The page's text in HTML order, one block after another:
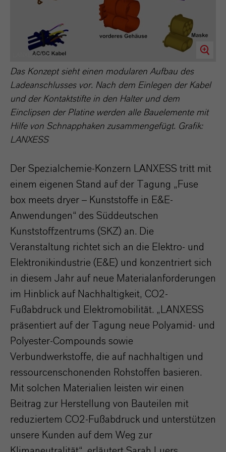
LANXESS AG
Das Konzept sieht einen modularen Aufbau des
Ladeanschlusses vor. Nach dem Einlegen der Kabel
und der Kontaktstifte in den Halter und dem
Einclipsen der Platine werden alle Bauelemente mit
Hilfe von Schnapphaken zusammengefügt. Grafik:
LANXESS
Der Spezialchemie-Konzern LANXESS tritt mit
einem eigenen Stand auf der Tagung „Fuse
box meets dryer – Kunststoffe in E&E-
Anwendungen“ des Süddeutschen
Kunststoffzentrums (SKZ) an. Die
Veranstaltung richtet sich an die Elektro- und
Elektronikindustrie (E&E) und konzentriert sich
in diesem Jahr auf neue Materialanforderungen
im Hinblick auf Nachhaltigkeit, CO2-
Fußabdruck und Elektromobilität. „LANXESS
präsentiert auf der Tagung neue Polyamid- und
Polyester-Compounds sowie
Verbundwerkstoffe, die auf nachhaltigen und
ressourcenschonenden Rohstoffen basieren.
Mit solchen Materialien leisten wir einen
Beitrag zur Herstellung von Bauteilen mit
reduziertem CO2-Fußabdruck und unterstützen
unsere Kunden auf dem Weg zur